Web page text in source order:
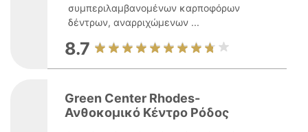
συμπεριλαμβανομένων καρποφόρων
δέντρων, αναρριχώμενων ...
8.7
Green Center Rhodes-
Ανθοκομικό Κέντρο Ρόδος